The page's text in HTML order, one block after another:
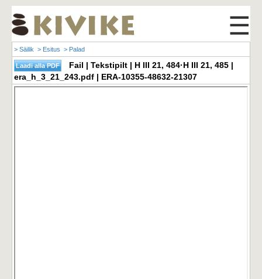
☰
> Säilik > Esitus > Palad
Fail | Tekstipilt | H III 21, 484·H III 21, 485 |
era_h_3_21_243.pdf | ERA-10355-48632-21307